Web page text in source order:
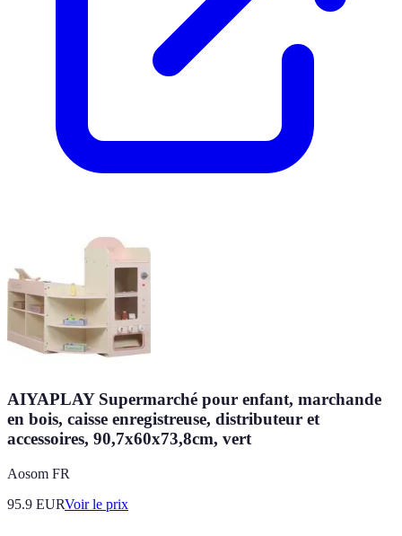
AIYAPLAY Supermarché pour enfant, marchande
en bois, caisse enregistreuse, distributeur et
accessoires, 90,7x60x73,8cm, vert
Aosom FR
95.9 EURVoir le prix